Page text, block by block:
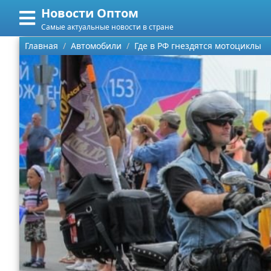
Новости Оптом
Самые актуальные новости в стране
Меню
Главная
Категории
Информационные технологии
Автомобили
Знаменитости
Политика
Природа
Философия
Культура
Поиск
О проекте
Контакты
Сотрудничество
Размещение рекламы
Для правообладателей
Условия предоставления информации
Главная Автомобили Где в РФ гнездятся мотоциклы